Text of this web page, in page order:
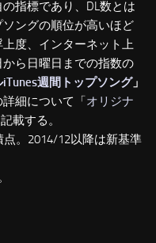
指標であり、DL数とは
ングの順位が高いほど
度、インターネット上
ら日曜日までの指数の
週間トップソング」
細について「オリジナ
載する。
点。2014/12以降は新基準